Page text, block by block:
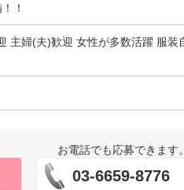
！
主婦(夫)歓迎 女性が多数活躍 服
お電話でも応募できます。
03-6659-8776